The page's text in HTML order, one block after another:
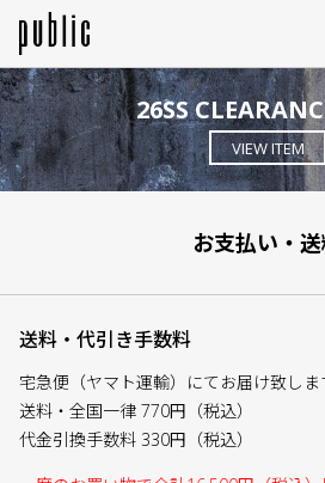
26SS
VIEW ITEM
お支払い・
送料・代引き手数料
宅急便（ヤマト運輸）にてお届け致しま
送料・全国一律 770円（税込）
代金引換手数料 330円（税込）